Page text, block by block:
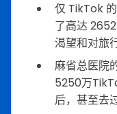
仅 TikTok
了高达
渴望和对旅
麻省总医院
5250万
后，甚至去